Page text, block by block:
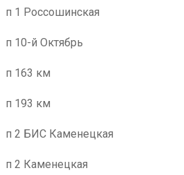
п 1 Россошинская
п 10-й Октябрь
п 163 км
п 193 км
п 2 БИС Каменецкая
п 2 Каменецкая